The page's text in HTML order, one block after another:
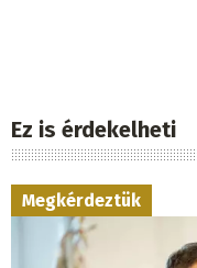
Ez is érdekelheti
Megkérdeztük